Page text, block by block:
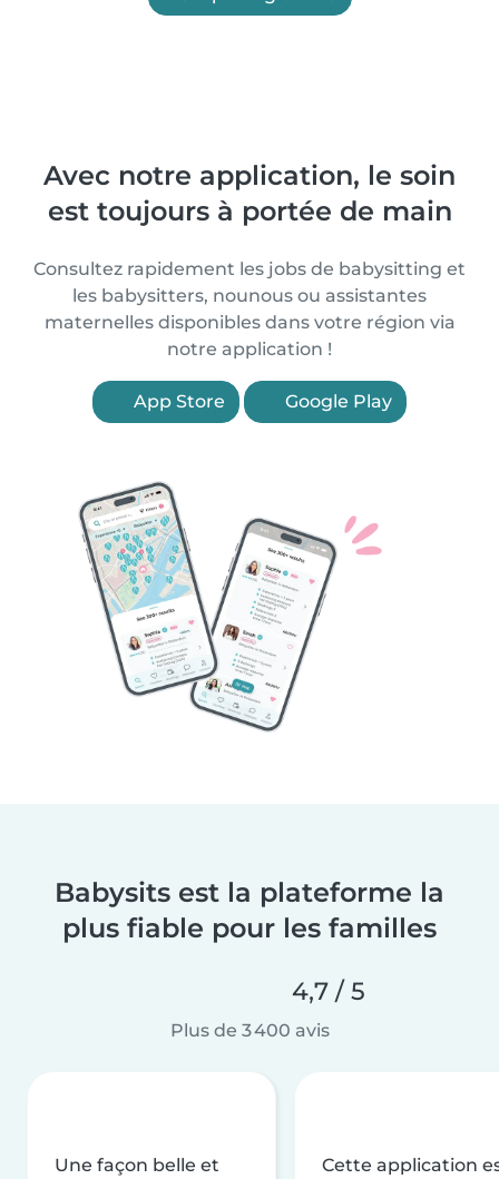
Avec notre application, le soin
est toujours à portée de main
Consultez rapidement les jobs de babysitting et
les babysitters, nounous ou assistantes
maternelles disponibles dans votre région via
notre application !
App Store Google Play
Babysits est la plateforme la
plus fiable pour les familles
4,7 / 5
Plus de 3 400 avis
Une façon belle et
Cette application